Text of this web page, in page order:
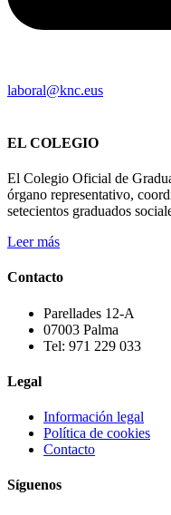
laboral@knc.eus
EL COLEGIO
El Colegio Oficial de
órgano representativo,
setecientos graduados
Leer más
Contacto
Parellades 12-A
07003 Palma
Tel: 971 229 033
Legal
Información legal
Política de cookies
Contacto
Síguenos